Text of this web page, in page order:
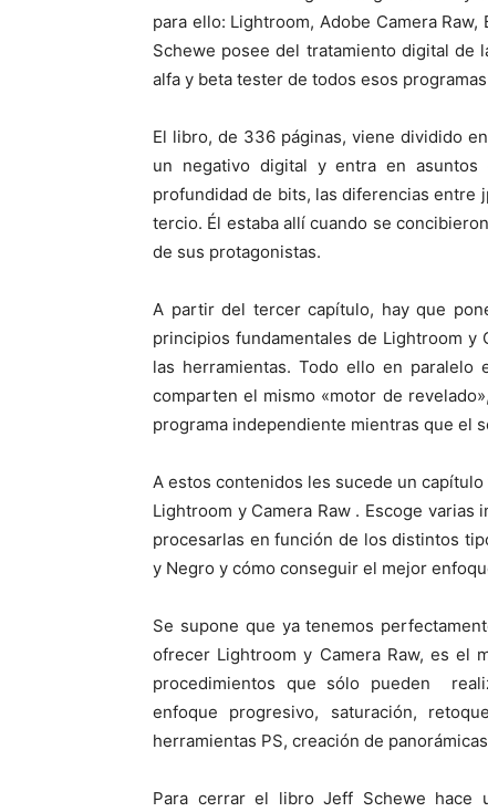
para ello: Lightroom, Adobe Camera
Schewe posee del tratamiento digital de
alfa y beta tester de todos esos
El libro, de 336 páginas, viene dividido
un negativo digital y entra en
profundidad de bits, las diferencias entre
tercio. Él estaba allí cuando se
de sus protagonistas.
A partir del tercer capítulo, hay que
principios fundamentales de Lightroom y
las herramientas. Todo ello en
comparten el mismo «motor de
programa independiente mientras que el
A estos contenidos les sucede un
Lightroom y Camera Raw . Escoge
procesarlas en función de los distintos
y Negro y cómo conseguir el mejor
Se supone que ya tenemos
ofrecer Lightroom y Camera Raw, es el
procedimientos que sólo pueden
enfoque progresivo, saturación,
herramientas PS, creación de
Para cerrar el libro Jeff Schewe hace